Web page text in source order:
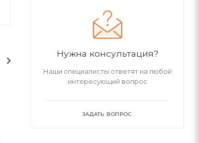
Нужна консультация?
Наши специалисты ответят на любой
интересующий вопрос
ЗАДАТЬ ВОПРОС